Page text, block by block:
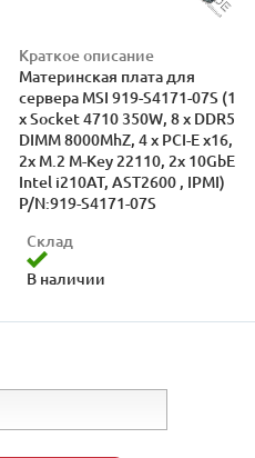
Краткое описание
Материнская плата для
сервера MSI 919-S4171-07S (1
x Socket 4710 350W, 8 x DDR5
DIMM 8000MhZ, 4 x PCI-E x16,
2x M.2 M-Key 22110, 2x 10GbE
Intel i210AT, AST2600 , IPMI)
P/N:919-S4171-07S
Склад
В наличии